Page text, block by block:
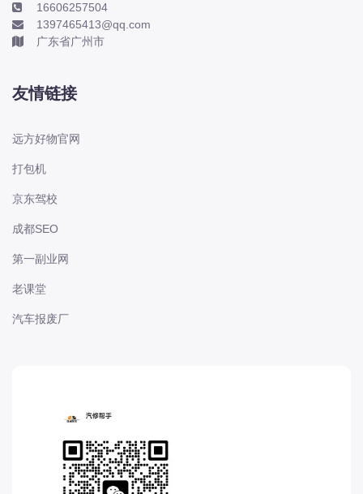
大众-上汽大众
大众-江淮大众
大力牛魔王
电动屋
丰田-一汽丰田
丰田-广汽丰田
丰田-海外丰田
法拉利
福特
福特-江铃福特
16606257504
1397465413@qq.com
广东省广州市
友情链接
远方好物官网
打包机
京东驾校
成都SEO
第一副业网
老课堂
汽车报废厂